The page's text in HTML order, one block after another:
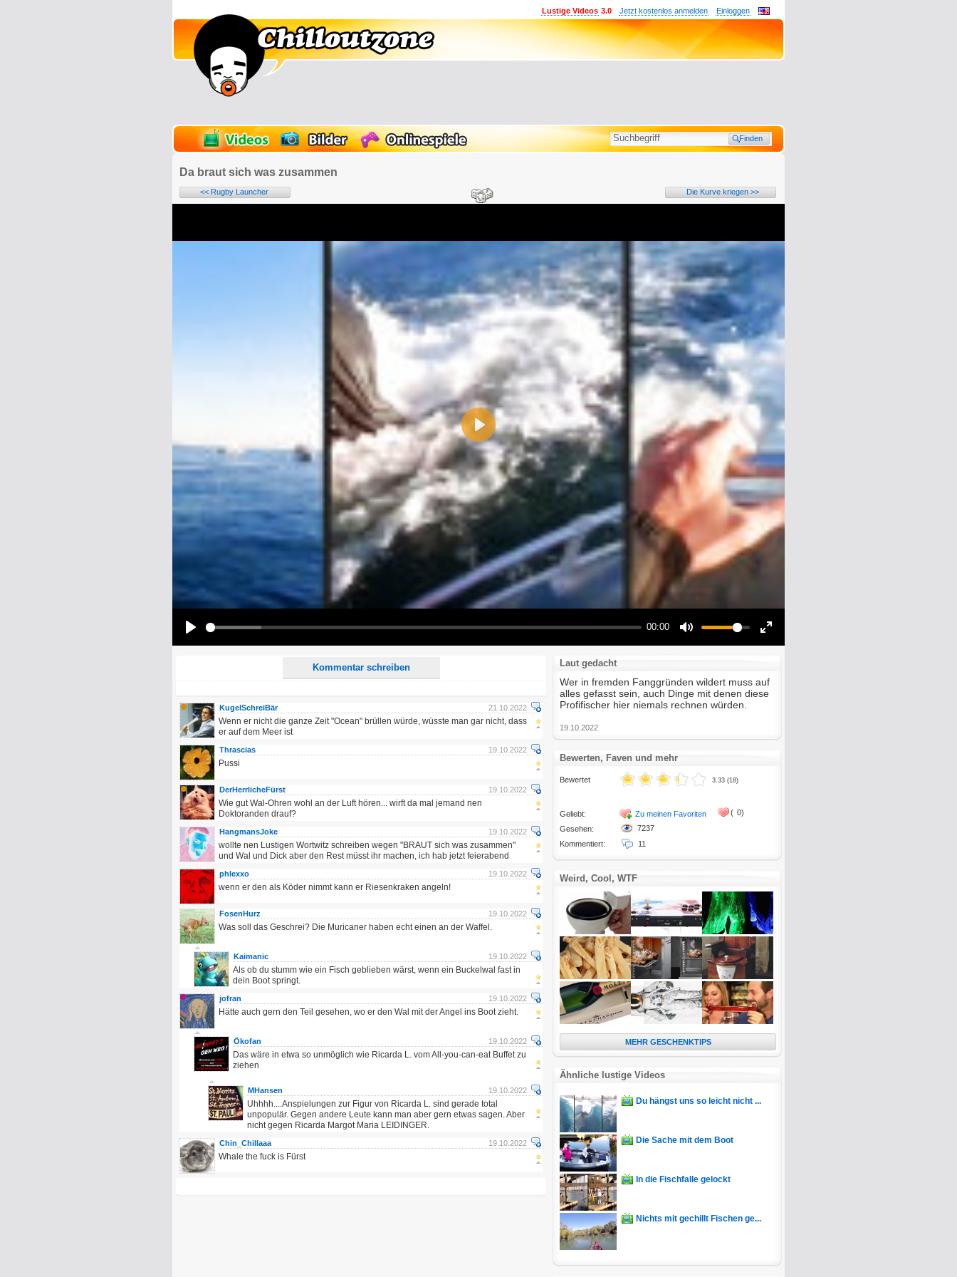
Einloggen
Jetzt kostenlos anmelden
Lustige Videos 3.0
Da braut sich was zusammen
<< Rugby Launcher Die Kurve kriegen >>
00:00
Play
Kommentar schreiben
Alle HTML-Tags außer <br>, <strike> und <i> werden aus Deinem Kommentar entfernt.
URLs werden automatisch umgewandelt. Bitte verwende "www." oder "http://" in URLs
Ich möchte eine E-Mail, wenn auf dieser Seite weitere Kommentare erscheinen.
21.10.2022
KugelSchreiBär
Wenn er nicht die ganze Zeit "Ocean" brüllen würde, wüsste man gar nicht, dass
er auf dem Meer ist
19.10.2022
Thrascias
Pussi
19.10.2022
DerHerrlicheFürst
Wie gut Wal-Ohren wohl an der Luft hören... wirft da mal jemand nen
Doktoranden drauf?
19.10.2022
HangmansJoke
wollte nen Lustigen Wortwitz schreiben wegen "BRAUT sich was zusammen"
und Wal und Dick aber den Rest müsst ihr machen, ich hab jetzt feierabend
19.10.2022
phlexxo
wenn er den als Köder nimmt kann er Riesenkraken angeln!
19.10.2022
FosenHurz
Was soll das Geschrei? Die Muricaner haben echt einen an der Waffel.
19.10.2022
Kaimanic
Als ob du stumm wie ein Fisch geblieben wärst, wenn ein Buckelwal fast in
dein Boot springt.
19.10.2022
jofran
Hätte auch gern den Teil gesehen, wo er den Wal mit der Angel ins Boot zieht.
19.10.2022
Ökofan
Das wäre in etwa so unmöglich wie Ricarda L. vom All-you-can-eat Buffet zu
ziehen
19.10.2022
MHansen
Uhhhh....Anspielungen zur Figur von Ricarda L. sind gerade total
unpopulär. Gegen andere Leute kann man aber gern etwas sagen. Aber
nicht gegen Ricarda Margot Maria LEIDINGER.
19.10.2022
Chin_Chillaaa
Whale the fuck is Fürst
Laut gedacht
Wer in fremden Fanggründen wildert muss auf
alles gefasst sein, auch Dinge mit denen diese
Profifischer hier niemals rechnen würden.
19.10.2022
Bewerten, Faven und mehr
Bewertet
Geliebt:
Gesehen:
Kommentiert:
3.33 (18)
Zu meinen Favoriten
7237
11
( 0)
Weird, Cool, WTF
MEHR GESCHENKTIPS
Ähnliche lustige Videos
Du hängst uns so leicht nicht ...
Die Sache mit dem Boot
In die Fischfalle gelockt
Nichts mit gechillt Fischen ge...